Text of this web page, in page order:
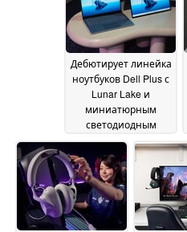
Дебютирует линейка
ноутбуков Dell Plus с
Lunar Lake и
миниатюрным
светодиодным
дисплеем
2025